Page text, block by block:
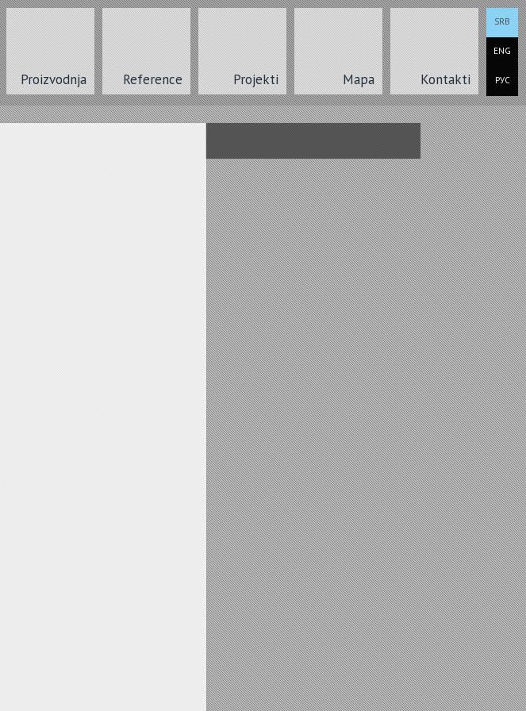
Proizvodnja Reference Projekti Mapa Kontakti
SRB
ENG
РУС